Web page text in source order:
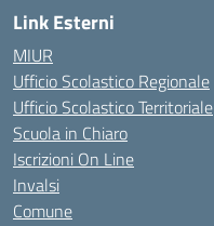
Link Esterni
MIUR
Ufficio Scolastico Regionale
Ufficio Scolastico Territoriale
Scuola in Chiaro
Iscrizioni On Line
Invalsi
Comune